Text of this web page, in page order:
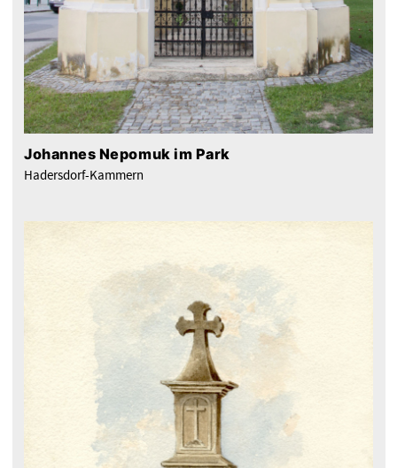
Johannes Nepomuk im Park
Hadersdorf-Kammern